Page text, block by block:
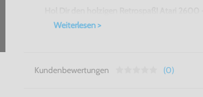
Weiterlesen >
Kundenbewertungen (0)